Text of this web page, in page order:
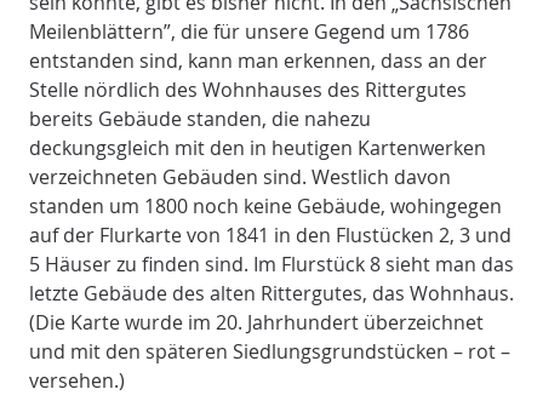
Meilenblättern”, die für unsere Gegend um 1786
entstanden sind, kann man erkennen, dass an der
Stelle nördlich des Wohnhauses des Rittergutes
bereits Gebäude standen, die nahezu
deckungsgleich mit den in heutigen Kartenwerken
verzeichneten Gebäuden sind. Westlich davon
standen um 1800 noch keine Gebäude, wohingegen
auf der Flurkarte von 1841 in den Flustücken 2, 3 und
5 Häuser zu finden sind. Im Flurstück 8 sieht man das
letzte Gebäude des alten Rittergutes, das Wohnhaus.
(Die Karte wurde im 20. Jahrhundert überzeichnet
und mit den späteren Siedlungsgrundstücken – rot –
versehen.)